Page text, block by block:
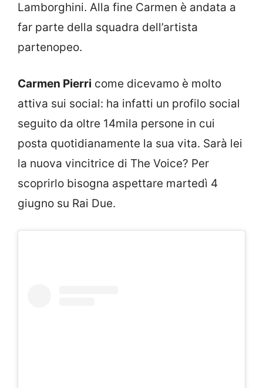
Lamborghini. Alla fine Carmen è andata a
far parte della squadra dell’artista
partenopeo.
Carmen Pierri come dicevamo è molto
attiva sui social: ha infatti un profilo social
seguito da oltre 14mila persone in cui
posta quotidianamente la sua vita. Sarà lei
la nuova vincitrice di The Voice? Per
scoprirlo bisogna aspettare martedì 4
giugno su Rai Due.